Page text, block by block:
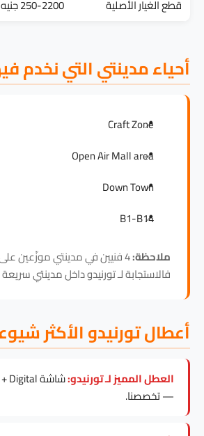
قطع الغيار الأصلية 250-2200 جنيه
أحياء مدينتي التي نخدم
Craft Zone
Open Air Mall area
Down Town
B1-B14
ملاحظة: 4 فنيين في مدينتي موزّعين
فالاستجابة لـ تورنيدو داخل مدينتي
أعطال تورنيدو الأكثر
العطل المميز لـ تورنيدو:
— تخصصنا.